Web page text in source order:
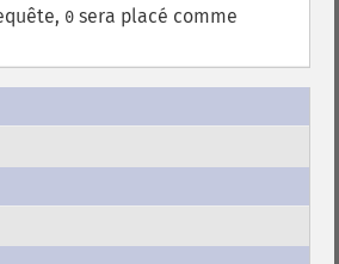
0sera placé comme